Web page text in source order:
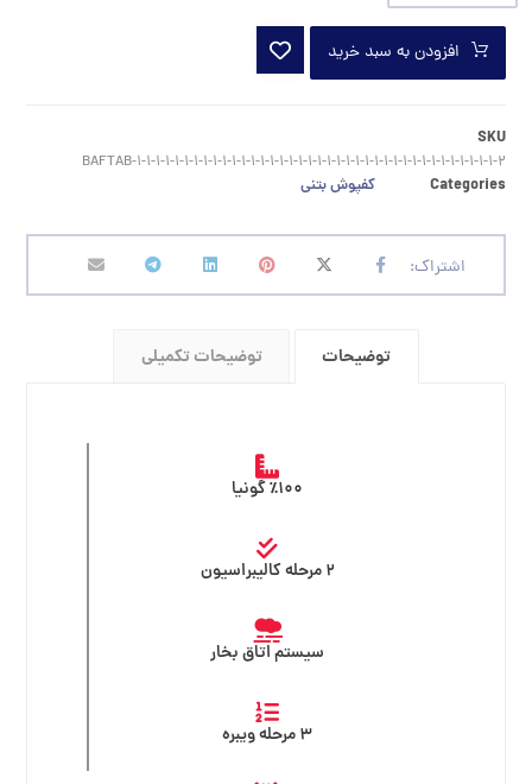
افزودن به سبد خرید
SKU
BAFTAB-۱-۱-۱-۱-۱-۱-۱-۱-۱-۱-۱-۱-۱-۱-۱-۱-۱-۱-۱-۱-۱-۱-۱-۱-۱-۱-۱-۱-۱-۱-۱-۱-۱-۱-۱-۱-۱-۱-۲
Categories
کفپوش بتنی
توضیحات توضیحات تکمیلی
٪۱۰۰ گونیا
۲ مرحله کالیبراسیون
سیستم اتاق بخار
۳ مرحله ویبره